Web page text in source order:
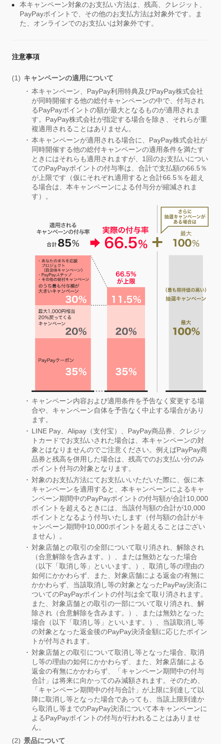
本キャンペーン対象のお支払い方法は、残高、クレジット、
PayPayポイントで、その他のお支払方法は対象外です。ま
た、オンラインでのお支払いは対象外です。
注意事項
キャンペーンの適用について
本キャンペーン、PayPay利用特典及びPayPay株式会社
が同時開催する他の総付キャンペーンの中で、付与され
るPayPayポイントの額が最大となるものが適用されま
す。PayPay株式会社が指定する場合を除き、それらが重
複適用されることはありません。
本キャンペーンが適用される場合に、PayPay株式会社が
同時開催する他の総付キャンペーンの適用条件を満たす
ときにはそれらも適用されますが、1回のお支払いについ
てのPayPayポイントの付与率は、合計で支払額の66.5％
が上限です（仮にそれぞれ適用すると合計66.5％を超え
る場合は、本キャンペーンによる付与分が縮減されま
す）。
キャンペーン内容および適用条件を予告なく変更する場
合や、キャンペーン自体を予告なく中止する場合があり
ます。
LINE Pay、Alipay（支付宝）、PayPay商品券、クレジッ
トカードでお支払いされた場合は、本キャンペーンの対
象とはなりませんのでご注意ください。例えばPayPay商
品券と残高を併用した場合は、残高でのお支払い分のみ
ポイント付与の対象となります。
対象のお支払方法にてお支払いいただいた際に、仮に本
キャンペーンを適用すると、本キャンペーンによるキャ
ンペーン期間中のPayPayポイントの付与額が合計10,000
ポイントを超えるときには、当該付与額の合計が10,000
ポイントとなるよう付与いたします（付与額の合計がキ
ャンペーン期間中10,000ポイントを超えることはござい
ません）。
対象店舗との取引の全部について取り消され、解除され
（合意解除を含みます。）、または無効となった場合
（以下「取消し等」といいます。）、取消し等の理由の
如何にかかわらず、また、対象店舗による返金の有無に
かかわらず、当該取消し等の対象となったPayPay決済に
ついてのPayPayポイントの付与は全て取り消されます。
また、対象店舗との取引の一部について取り消され、解
除され（合意解除を含みます。）、または無効となった
場合（以下「取消し等」といいます。）、当該取消し等
の対象となった返金後のPayPay決済金額に応じたポイン
トが付与されます。
対象店舗との取引について取消し等となった場合、取消
し等の理由の如何にかかわらず、また、対象店舗による
返金の有無にかかわらず、「キャンペーン期間中の付与
合計」は将来に向かってのみ減額されます。そのため、
「キャンペーン期間中の付与合計」が上限に到達して以
降に取消し等となった場合であっても、当該上限到達か
ら取消し等までのPayPay決済について本キャンペーンに
よるPayPayポイントの付与が行われることはありませ
ん。
景品について